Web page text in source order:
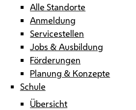
Alle Standorte
Anmeldung
Servicestellen
Jobs & Ausbildung
Förderungen
Planung & Konzepte
Schule
Übersicht